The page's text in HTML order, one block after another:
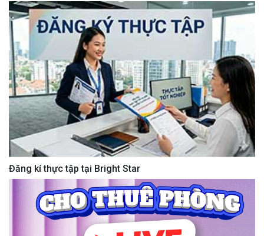
Đăng kí thực tập tại Bright Star